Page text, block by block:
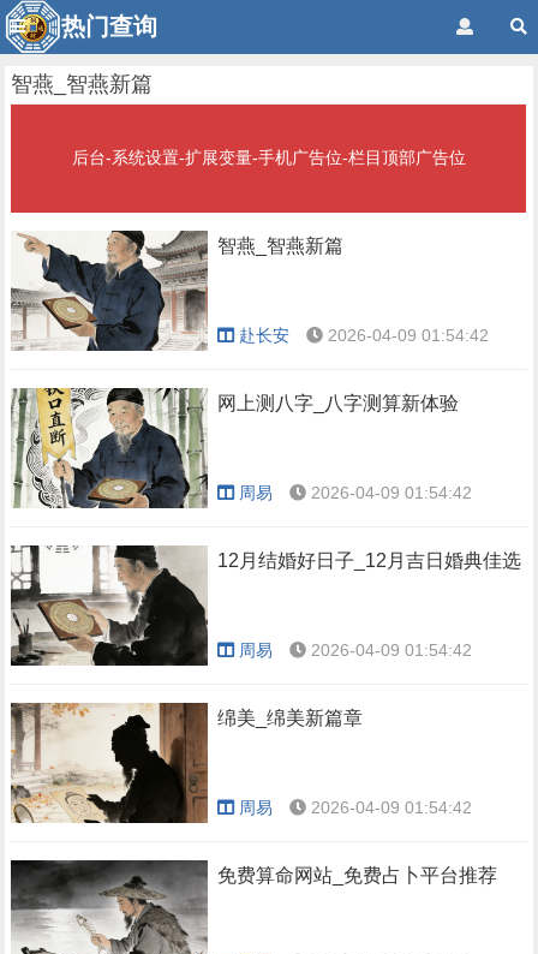
热门查询
智燕_智燕新篇
后台-系统设置-扩展变量-手机广告位-栏目顶部广告位
智燕_智燕新篇
赴长安 2026-04-09 01:54:42
网上测八字_八字测算新体验
周易 2026-04-09 01:54:42
12月结婚好日子_12月吉日婚典佳选
周易 2026-04-09 01:54:42
绵美_绵美新篇章
周易 2026-04-09 01:54:42
免费算命网站_免费占卜平台推荐